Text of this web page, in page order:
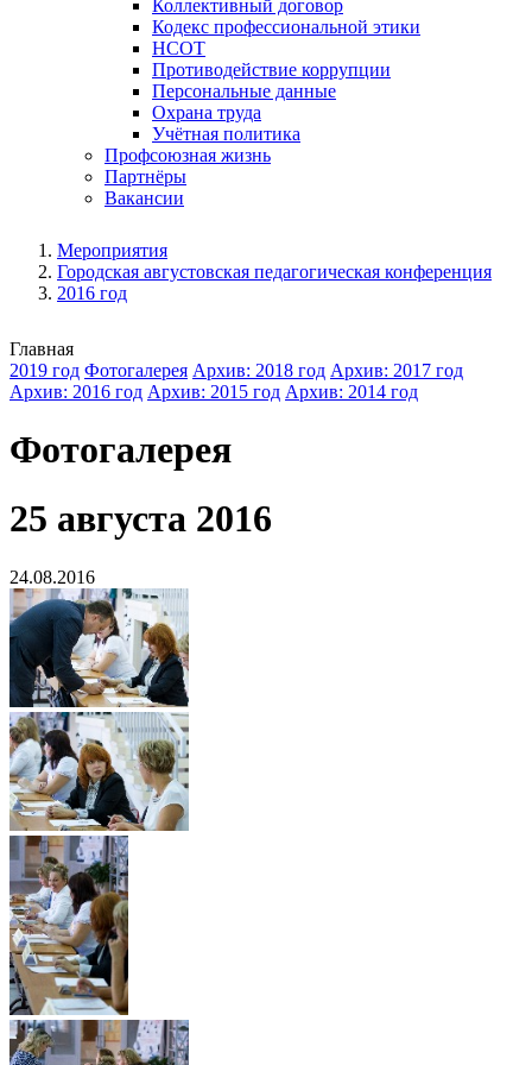
Коллективный договор
Кодекс профессиональной этики
НСОТ
Противодействие коррупции
Персональные данные
Охрана труда
Учётная политика
Профсоюзная жизнь
Партнёры
Вакансии
Мероприятия
Городская августовская педагогическая конференция
2016 год
Главная
2019 год Фотогалерея Архив: 2018 год Архив: 2017 год
Архив: 2016 год Архив: 2015 год Архив: 2014 год
Фотогалерея
25 августа 2016
24.08.2016